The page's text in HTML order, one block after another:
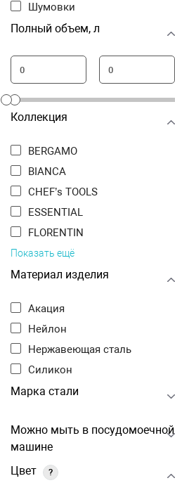
Шумовки
Полный объем, л
Коллекция
BERGAMO
BIANCA
CHEF’s TOOLS
ESSENTIAL
FLORENTIN
Показать ещё
Материал изделия
Акация
Нейлон
Нержавеющая сталь
Силикон
Марка стали
Можно мыть в посудомоечной
машине
Цвет
?